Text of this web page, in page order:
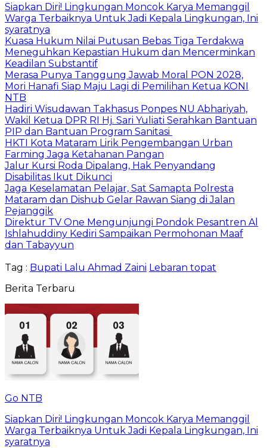
Siapkan Diri! Lingkungan Moncok Karya Memanggil
Warga Terbaiknya Untuk Jadi Kepala Lingkungan, Ini
syaratnya
Kuasa Hukum Nilai Putusan Bebas Tiga Terdakwa
Meneguhkan Kepastian Hukum dan Mencerminkan
Keadilan Substantif
Merasa Punya Tanggung Jawab Moral PON 2028,
Mori Hanafi Siap Maju Lagi di Pemilihan Ketua KONI
NTB
Hadiri Wisudawan Takhasus Ponpes NU Abhariyah,
Wakil Ketua DPR RI Hj. Sari Yuliati Serahkan Bantuan
PIP dan Bantuan Program Sanitasi
HKTI Kota Mataram Lirik Pengembangan Urban
Farming Jaga Ketahanan Pangan
Jalur Kursi Roda Dipalang, Hak Penyandang
Disabilitas Ikut Dikunci
Jaga Keselamatan Pelajar, Sat Samapta Polresta
Mataram dan Dishub Gelar Rawan Siang di Jalan
Pejanggik
Direktur TV One Mengunjungi Pondok Pesantren Al
Ishlahuddiny Kediri Sampaikan Permohonan Maaf
dan Tabayyun
Tag : Bupati Lalu Ahmad Zaini Lebaran topat
Berita Terbaru
Go NTB
Siapkan Diri! Lingkungan Moncok Karya Memanggil
Warga Terbaiknya Untuk Jadi Kepala Lingkungan, Ini
syaratnya